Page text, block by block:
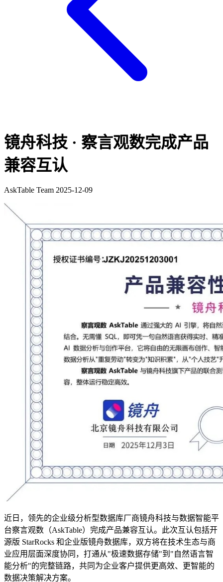
镜舟科技 · 察言观数完成产品
兼容互认
AskTable Team 2025-12-09
近日，领先的企业级分析型数据库厂商镜舟科技与数据智能平
台察言观数（AskTable）完成产品兼容互认。此次互认包括开
源版 StarRocks 和企业版镜舟数据库，双方将在技术生态与商
业应用层面深度协同，打通从"极速数据存储"到"自然语言智
能分析"的完整链路，共同为企业客户提供更高效、更智能的
数据决策解决方案。